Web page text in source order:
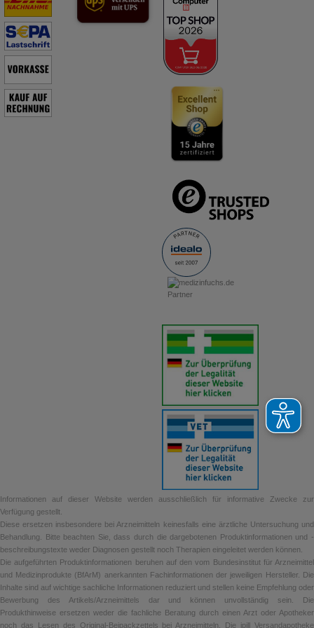
Informationen auf dieser Website werden ausschließlich für informative Zwecke zur
Verfügung gestellt.
Diese ersetzen insbesondere bei Arzneimitteln keinesfalls eine ärztliche Untersuchung und
Behandlung. Bitte beachten Sie, dass durch die dargebotenen Produktinformationen und -
beschreibungstexte weder Diagnosen gestellt noch Therapien eingeleitet werden können.
Die aufgeführten Produktinformationen beruhen auf den vom Bundesinstitut für Arzneimittel
und Medizinprodukte (BfArM) anerkannten Fachinformationen der jeweiligen Hersteller. Die
Inhalte sind auf wichtige sachliche Informationen reduziert und stellen keine Empfehlung oder
Bewerbung des Artikels/Arzneimittels dar und können unvollständig sein. Die
Produkthinweise ersetzen weder die fachliche Beratung durch einen Arzt oder Apotheker
noch das Lesen des Original-Beipackzettels bei Arzneimitteln. Die ipill Versandapotheke